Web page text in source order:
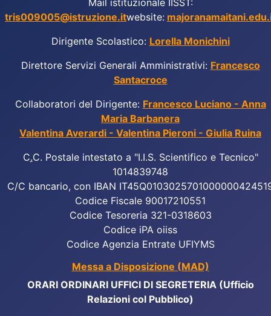
Mail istituzionale IISST:
tris009005@istruzione.itwebsite:
Dirigente Scolastico: Lorella Monichini
Direttore Servizi Generali Amministrativi: Francesco
Santacroce
Collaboratori del Dirigente: Francesco Luciano - Anna
Maria Barbanera
Valentina Averardi - Valentina Pieroni - Giulia Ruina
C.C. Postale intestato a "I.I.S. Scientifico e Tecnico"
1014839748
C/C bancario, con IBAN
Codice Fiscale 90017210551
Codice Tesoreria 321-0318603
Codice iPA oiiss
Codice Agenzia Entrate UFIYMS
Messa a Disposizione (MAD)
ORARI ORDINARI UFFICI DI SEGRETERIA (Ufficio
Relazioni col Pubblico)